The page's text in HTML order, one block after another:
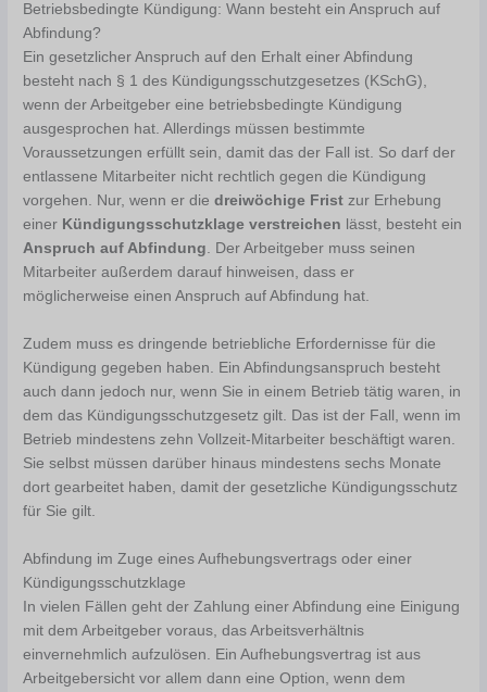
Betriebsbedingte Kündigung: Wann besteht ein Anspruch auf
Abfindung?
Ein gesetzlicher Anspruch auf den Erhalt einer Abfindung
besteht nach § 1 des Kündigungsschutzgesetzes (KSchG),
wenn der Arbeitgeber eine betriebsbedingte Kündigung
ausgesprochen hat. Allerdings müssen bestimmte
Voraussetzungen erfüllt sein, damit das der Fall ist. So darf der
entlassene Mitarbeiter nicht rechtlich gegen die Kündigung
vorgehen. Nur, wenn er diedreiwöchige Frist zur Erhebung
einer Kündigungsschutzklage verstreichen lässt, besteht ein
Anspruch auf Abfindung . Der Arbeitgeber muss seinen
Mitarbeiter außerdem darauf hinweisen, dass er
möglicherweise einen Anspruch auf Abfindung hat.
Zudem muss es dringende betriebliche Erfordernisse für die
Kündigung gegeben haben. Ein Abfindungsanspruch besteht
auch dann jedoch nur, wenn Sie in einem Betrieb tätig waren, in
dem das Kündigungsschutzgesetz gilt. Das ist der Fall, wenn im
Betrieb mindestens zehn Vollzeit-Mitarbeiter beschäftigt waren.
Sie selbst müssen darüber hinaus mindestens sechs Monate
dort gearbeitet haben, damit der gesetzliche Kündigungsschutz
für Sie gilt.
Abfindung im Zuge eines Aufhebungsvertrags oder einer
Kündigungsschutzklage
In vielen Fällen geht der Zahlung einer Abfindung eine Einigung
mit dem Arbeitgeber voraus, das Arbeitsverhältnis
einvernehmlich aufzulösen. Ein Aufhebungsvertrag ist aus
Arbeitgebersicht vor allem dann eine Option, wenn dem